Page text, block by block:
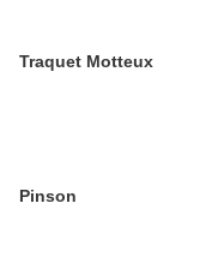
Traquet Motteux
Pinson